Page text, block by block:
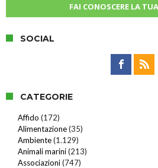
FAI CONOSCERE LA
SOCIAL
CATEGORIE
Affido (172)
Alimentazione(35)
Ambiente(1.129)
Animali marini(213)
Associazioni(747)